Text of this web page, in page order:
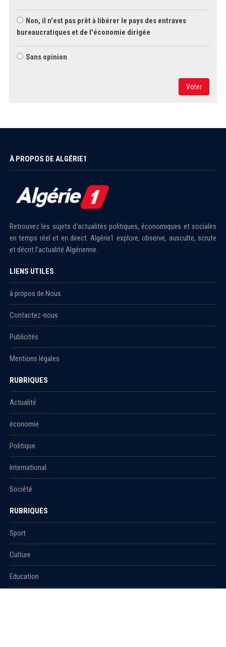
Non, il n'est pas prêt à libérer le pays des entraves
bureaucratiques et de l'économie dirigée
Sans opinion
Voter
À PROPOS DE ALGÉRIE1
Retrouvez les sujets d'actualités politiques, économiques et sociales
en temps réel et en direct. Algérie1 explore, observe, ausculte, scrute
et décrit l'actualité Algérienne.
LIENS UTILES
à propos de Nous
Contactez-nous
Publicités
Mentions légales
RUBRIQUES
Actualité
économie
Politique
International
Société
RUBRIQUES
Sport
Culture
Education